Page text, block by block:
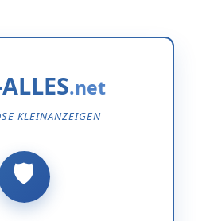
KLEINANZEIGEN